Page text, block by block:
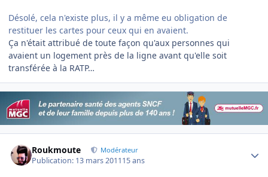
Désolé, cela n'existe plus, il y a même eu obligation de
restituer les cartes pour ceux qui en avaient.
Ça n'était attribué de toute façon qu'aux personnes qui
avaient un logement près de la ligne avant qu'elle soit
transférée à la RATP…
Roukmoute Modérateur
Publication: 13 mars 201115 ans